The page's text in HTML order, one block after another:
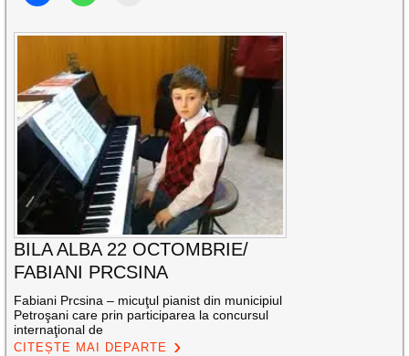
BILA ALBA 22 OCTOMBRIE/
FABIANI PRCSINA
Fabiani Prcsina – micuţul pianist din municipiul
Petroşani care prin participarea la concursul
internaţional de
CITEȘTE MAI DEPARTE